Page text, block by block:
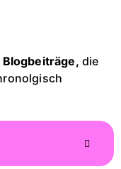
die